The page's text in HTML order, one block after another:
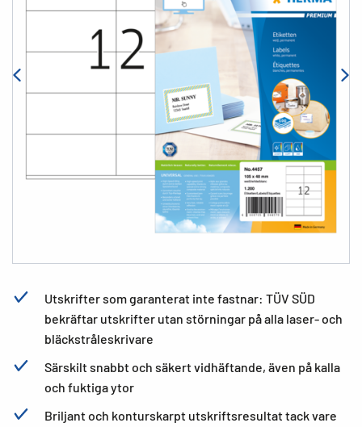
Utskrifter som garanterat inte fastnar: TÜV SÜD
bekräftar utskrifter utan störningar på alla laser- och
bläckstråleskrivare
Särskilt snabbt och säkert vidhäftande, även på kalla
och fuktiga ytor
Briljant och konturskarpt utskriftsresultat tack vare